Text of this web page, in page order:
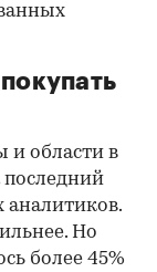
и области в
последний
аналитиков.
Но
более 45%